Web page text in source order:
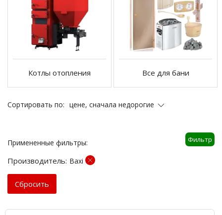
Котлы отопления Все для бани
Сортировать по: цене, сначала недорогие
Фильтр
Примененные фильтры:
Производитель: Baxi
Cбросить